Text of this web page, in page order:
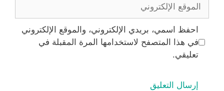
الإلكتروني
احفظ اسمي، بريدي الإلكتروني، والموقع الإلكتروني
في هذا المتصفح لاستخدامها المرة المقبلة في
تعليقي.